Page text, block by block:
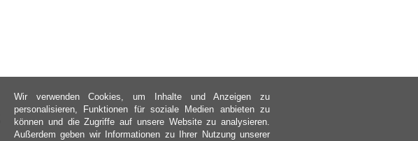
Wir verwenden Cookies, um Inhalte und Anzeigen zu
personalisieren, Funktionen für soziale Medien anbieten zu
können und die Zugriffe auf unsere Website zu analysieren.
Außerdem geben wir Informationen zu Ihrer Nutzung unserer